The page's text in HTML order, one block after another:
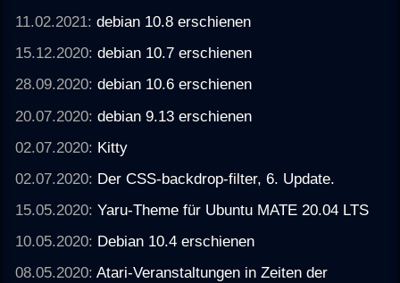
11.02.2021:debian 10.8 erschienen
15.12.2020:debian 10.7 erschienen
28.09.2020:debian 10.6 erschienen
20.07.2020:debian 9.13 erschienen
02.07.2020: Kitty
02.07.2020: Der CSS-backdrop-filter, 6. Update.
15.05.2020:Yaru-Theme für Ubuntu MATE 20.04 LTS
10.05.2020: Debian 10.4 erschienen
08.05.2020:Atari-Veranstaltungen in Zeiten der